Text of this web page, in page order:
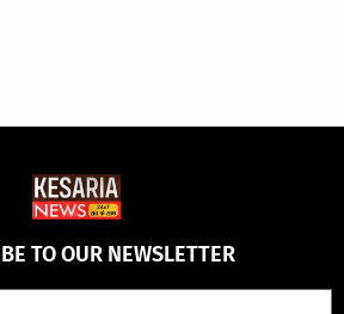
TO OUR NEWSLETTER